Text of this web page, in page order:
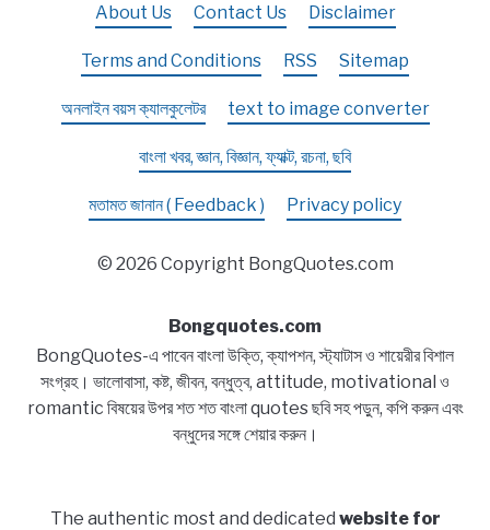
About Us Contact Us Disclaimer
Terms and Conditions RSS Sitemap
অনলাইন বয়স ক্যালকুলেটর text to image converter
বাংলা খবর, জ্ঞান, বিজ্ঞান, ফ্যাক্ট, রচনা, ছবি
মতামত জানান ( Feedback ) Privacy policy
© 2026 Copyright BongQuotes.com
Bongquotes.com
BongQuotes-এ পাবেন বাংলা উক্তি, ক্যাপশন, স্ট্যাটাস ও শায়েরীর বিশাল
সংগ্রহ। ভালোবাসা, কষ্ট, জীবন, বন্ধুত্ব, attitude, motivational ও
romantic বিষয়ের উপর শত শত বাংলা quotes ছবি সহ পড়ুন, কপি করুন এবং
বন্ধুদের সঙ্গে শেয়ার করুন।
The authentic most and dedicated website for